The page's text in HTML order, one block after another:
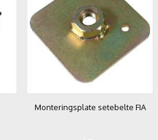
Monteringsplate setebelte FIA